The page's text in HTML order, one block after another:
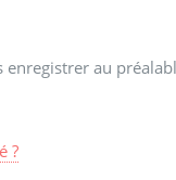
au
?